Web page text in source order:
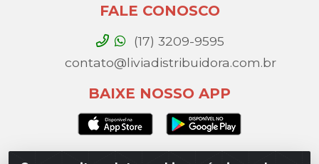
FALE CONOSCO
(17) 3209-9595
contato@liviadistribuidora.com.br
BAIXE NOSSO APP